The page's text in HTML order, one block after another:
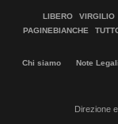
LIBERO VIRGILIO
PAGINEBIANCHE
Chi siamo Note Legali
Direzione